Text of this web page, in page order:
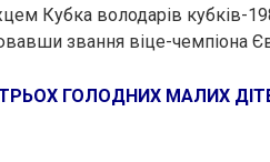
Кубка володарів кубків-
звання віце-чемпіона
ГОЛОДНИХ МАЛИХ